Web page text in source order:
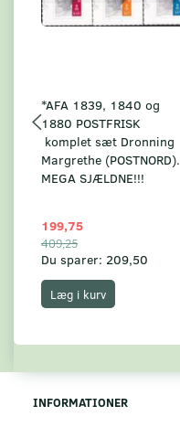
*AFA 1839, 1840 og
1880 POSTFRISK
komplet sæt Dronning
Margrethe (POSTNORD).
MEGA SJÆLDNE!!!
199,75
409,25
Du sparer: 209,50
Læg i kurv
INFORMATIONER